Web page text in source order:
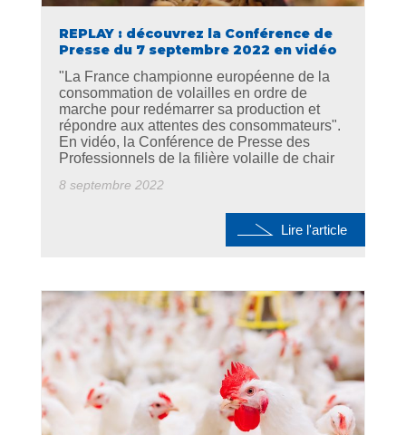
REPLAY : découvrez la Conférence de
Presse du 7 septembre 2022 en vidéo
"La France championne européenne de la
consommation de volailles en ordre de
marche pour redémarrer sa production et
répondre aux attentes des consommateurs".
En vidéo, la Conférence de Presse des
Professionnels de la filière volaille de chair
8 septembre 2022
Lire l'article